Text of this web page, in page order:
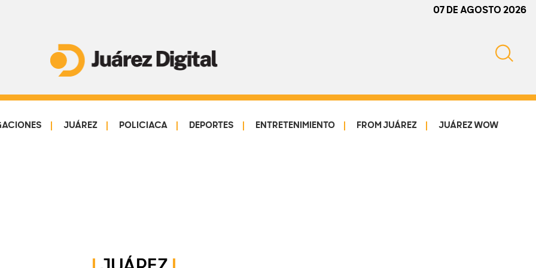
07 DE AGOSTO 2026
Digital
y
protegemos
JUÁREZ POLICIACA DEPORTES ENTRETENIMIENTO FROM JUÁREZ JUÁREZ WOW